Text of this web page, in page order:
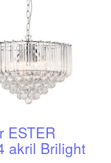
ESTER
akril Brilight